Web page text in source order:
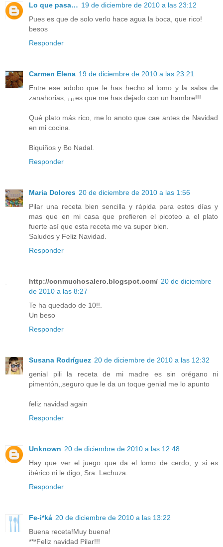
Lo que pasa… 19 de diciembre de 2010 a las 23:12
Pues es que de solo verlo hace agua la boca, que rico!
besos
Responder
Carmen Elena 19 de diciembre de 2010 a las 23:21
Entre ese adobo que le has hecho al lomo y la salsa de
zanahorias, ¡¡¡es que me has dejado con un hambre!!!
Qué plato más rico, me lo anoto que cae antes de Navidad
en mi cocina.
Biquiños y Bo Nadal.
Responder
Maria Dolores 20 de diciembre de 2010 a las 1:56
Pilar una receta bien sencilla y rápida para estos días y
mas que en mi casa que prefieren el picoteo a el plato
fuerte así que esta receta me va super bien.
Saludos y Feliz Navidad.
Responder
http://conmuchosalero.blogspot.com/ 20 de diciembre
de 2010 a las 8:27
Te ha quedado de 10!!.
Un beso
Responder
Susana Rodríguez 20 de diciembre de 2010 a las 12:32
genial pili la receta de mi madre es sin orégano ni
pimentón,,seguro que le da un toque genial me lo apunto
feliz navidad again
Responder
Unknown 20 de diciembre de 2010 a las 12:48
Hay que ver el juego que da el lomo de cerdo, y si es
ibérico ni le digo, Sra. Lechuza.
Responder
Fe-i*ká 20 de diciembre de 2010 a las 13:22
Buena receta!Muy buena!
***Feliz navidad Pilar!!!